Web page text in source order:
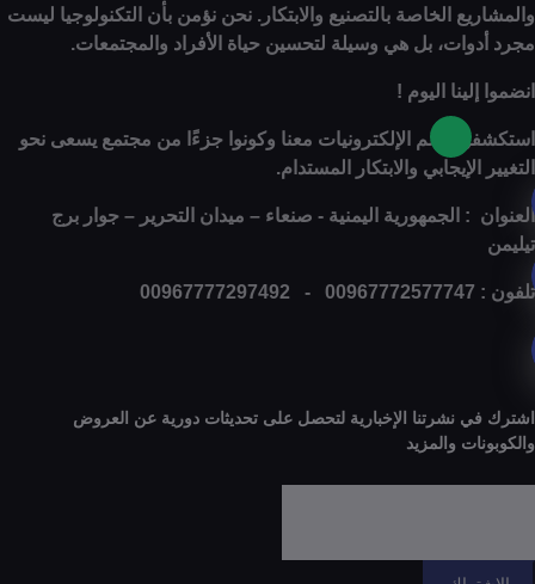
الخاصة بالتصنيع والابتكار. نحن نؤمن بأن التكنولوجيا ليست
بل هي وسيلة لتحسين حياة الأفراد والمجتمعات.
اليوم !
عالم الإلكترونيات معنا وكونوا جزءًا من مجتمع يسعى نحو
والابتكار المستدام.
: الجمهورية اليمنية - صنعاء – ميدان التحرير – جوار برج
نشرتنا الإخبارية لتحصل على تحديثات دورية عن العروض
والمزيد